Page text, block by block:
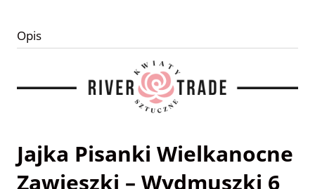
Opis
Jajka Pisanki Wielkanocne
Zawieszki – Wydmuszki 6